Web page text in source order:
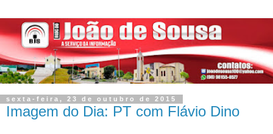
sexta-feira, 23 de outubro de 2015
Imagem do Dia: PT com Flávio Dino